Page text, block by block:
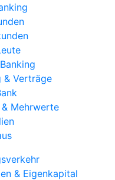
& Verträge
Mehrwerte
& Eigenkapital